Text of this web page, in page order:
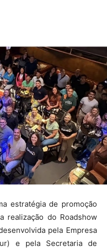
estratégia de promoção
realização do Roadshow
pela Empresa
e pela Secretaria de